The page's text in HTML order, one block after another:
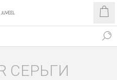
СЕРЬГИ